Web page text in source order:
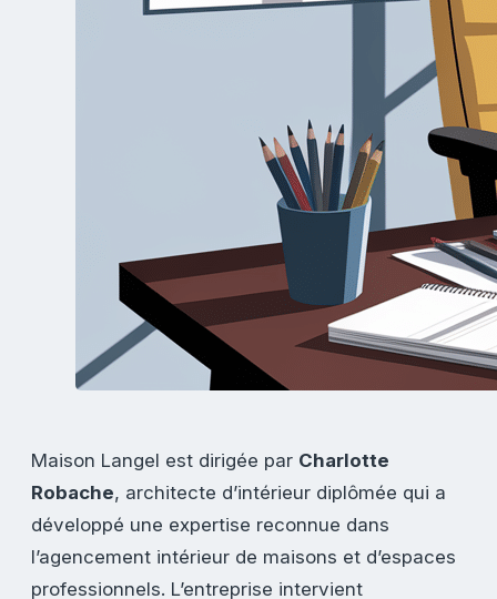
Maison Langel est dirigée par Charlotte
Robache, architecte d’intérieur diplômée qui a
développé une expertise reconnue dans
l’agencement intérieur de maisons et d’espaces
professionnels. L’entreprise intervient